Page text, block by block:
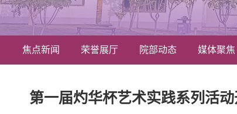
焦点新闻 荣誉展厅 院部动态 媒体聚焦
第一届灼华杯艺术实践系列活